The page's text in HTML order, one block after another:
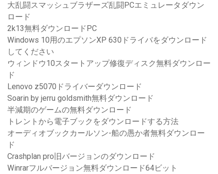
大乱闘スマッシュブラザーズ乱闘PCエミュレータダウン
ロード
2k13無料ダウンロードPC
Windows 10用のエプソンXP 630ドライバをダウンロード
してください
ウィンドウ10スタートアップ修復ディスク無料ダウンロー
ド
Lenovo z5070ドライバーダウンロード
Soarin by jerru goldsmith無料ダウンロード
半減期のゲームの無料ダウンロード
トレントから電子ブックをダウンロードする方法
オーディオブックカールソン-船の愚か者無料ダウンロー
ド
Crashplan pro旧バージョンのダウンロード
Winrarフルバージョン無料ダウンロード64ビット